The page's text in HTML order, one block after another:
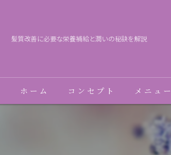
髪質改善に必要な栄養補給と潤いの秘訣を解説
ホーム コンセプト メニュー